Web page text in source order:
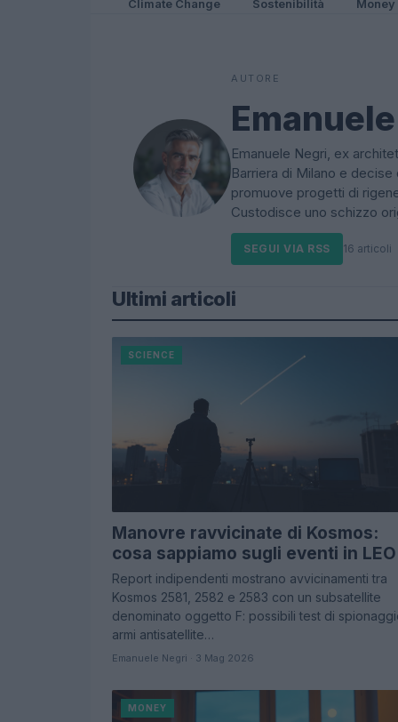
Climate Change Sostenibilità Money
AUTORE
Emanuele Negri, ex
Barriera di Milano e
promuove progetti di
Custodisce uno schizzo
SEGUI VIA RSS 16 articoli
Ultimi articoli
SCIENCE
Manovre ravvicinate di Kosmos:
cosa sappiamo sugli eventi in LEO
Report indipendenti mostrano avvicinamenti tra
Kosmos 2581, 2582 e 2583 con un subsatellite
denominato oggetto F: possibili test di
armi antisatellite…
Emanuele Negri · 3 Mag 2026
MONEY